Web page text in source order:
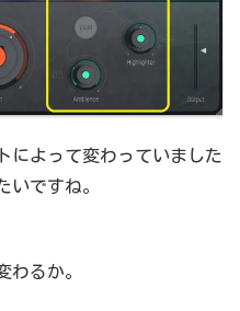
によって変わっていました
いですね。
わるか。